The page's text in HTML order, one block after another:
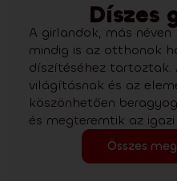
Díszes
A girlandok, más néven
mindig is az otthonok
díszítéséhez tartoztak.
világításnak és az
köszönhetően
és megteremtik az
Összes